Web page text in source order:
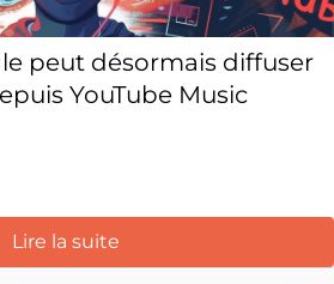
peut désormais diffuser
YouTube Music
Lire la suite